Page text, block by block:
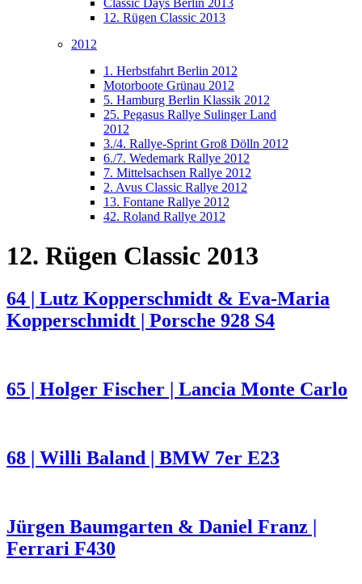
12. Rügen Classic 2013
2012
1. Herbstfahrt Berlin 2012
Motorboote Grünau 2012
5. Hamburg Berlin Klassik 2012
25. Pegasus Rallye Sulinger Land
2012
3./4. Rallye-Sprint Groß Dölln 2012
6./7. Wedemark Rallye 2012
7. Mittelsachsen Rallye 2012
2. Avus Classic Rallye 2012
13. Fontane Rallye 2012
42. Roland Rallye 2012
12. Rügen Classic 2013
64 | Lutz Kopperschmidt & Eva-Maria
Kopperschmidt | Porsche 928 S4
65 | Holger Fischer | Lancia Monte Carlo
68 | Willi Baland | BMW 7er E23
Jürgen Baumgarten & Daniel Franz |
Ferrari F430